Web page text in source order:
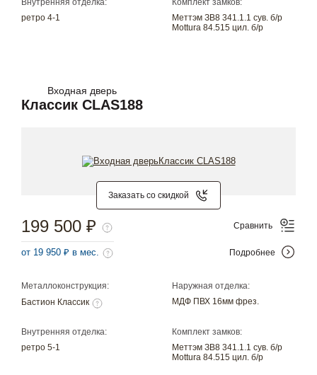
ретро 4-1
Меттэм ЗВ8 341.1.1 сув. б/р
Mottura 84.515 цил. б/р
Входная дверь
Классик CLAS188
Заказать со скидкой
Металлоконструкция:
Бастион Классик
Наружная отделка:
МДФ ПВХ 16мм фрез.
Внутренняя отделка:
ретро 5-1
Комплект замков:
Меттэм ЗВ8 341.1.1 сув. б/р
Mottura 84.515 цил. б/р
199 500 ₽
от 19 950 ₽ в мес.
Сравнить
Подробнее